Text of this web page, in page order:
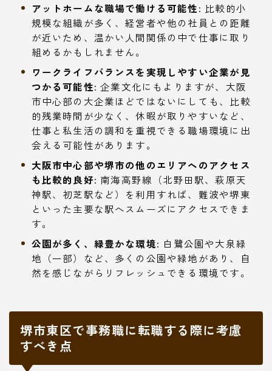
アットホームな職場で働ける可能性: 比較的小
規模な組織が多く、経営者や他の社員との距離
が近いため、温かい人間関係の中で仕事に取り
組めるかもしれません。
ワークライフバランスを実現しやすい企業が見
つかる可能性: 企業文化にもよりますが、大阪
市中心部の大企業ほどではないにしても、比較
的残業時間が少なく、休暇が取りやすいなど、
仕事と私生活の調和を重視できる職場環境に出
会える可能性があります。
大阪市中心部や堺市の他のエリアへのアクセス
も比較的良好: 南海高野線（北野田駅、萩原天
神駅、初芝駅など）を利用すれば、難波や堺東
といった主要な駅へスムーズにアクセスできま
す。
公園が多く、緑豊かな環境: 白鷺公園や大泉緑
地（一部）など、多くの公園や緑地があり、自
然を感じながらリフレッシュできる環境です。
堺市東区で事務職に転職する際に考慮
すべき点